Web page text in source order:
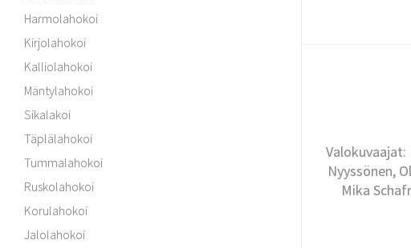
Harmolahokoi
Kirjolahokoi
Kalliolahokoi
Mäntylahokoi
Sikalakoi
Täplälahokoi
Tummalahokoi
Ruskolahokoi
Korulahokoi
Jalolahokoi
Nyyssönen,
Mika